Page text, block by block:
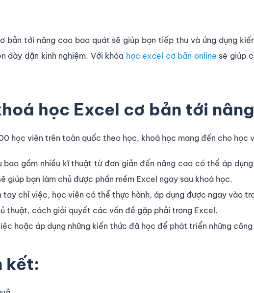
bản tới nâng cao bao quát sẽ giúp bạn tiếp thu và ứng dụng
dày dặn kinh nghiệm. Với khóa học excel cơ bản online sẽ giúp
học Excel cơ bản tới
học viên trên toàn quốc theo học, khoá học mang đến cho học
gồm nhiều kĩ thuật từ đơn giản đến nâng cao có thể áp
giúp bạn làm chủ được phần mềm Excel ngay sau khoá học.
chỉ việc, học viên có thể thực hành, áp dụng được ngay vào
thuật, cách giải quyết các vấn đề gặp phải trong Excel.
hoặc áp dụng những kiến thức đã học để phát triển những
kết: